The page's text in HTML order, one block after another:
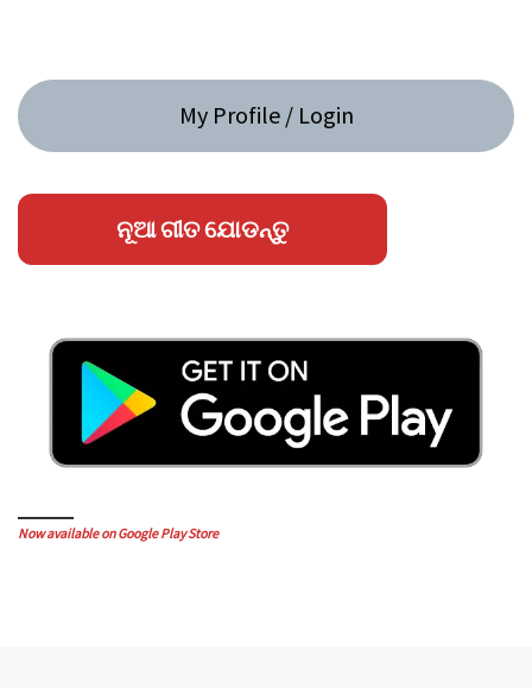
My Profile / Login
ନୂଆ ଗୀତ ଯୋଡନ୍ତୁ
Now available on Google Play Store